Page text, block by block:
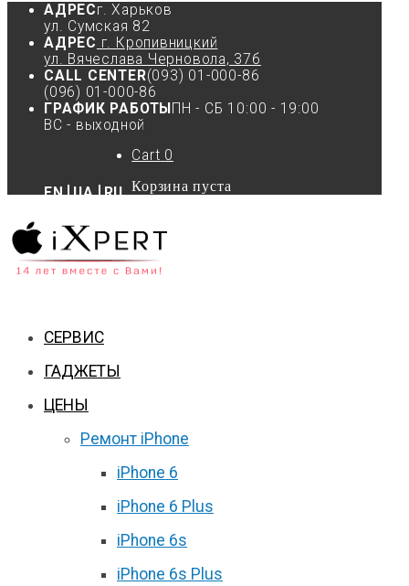
АДРЕСг. Харьков
ул. Сумская 82
АДРЕС г. Кропивницкий
ул. Вячеслава Черновола, 37б
CALL CENTER(093) 01-000-86
(096) 01-000-86
ГРАФИК РАБОТЫ ПН - СБ 10:00 - 19:00
ВС - выходной
EN UA RU
Cart 0
Корзина пуста
СЕРВИС
ГАДЖЕТЫ
ЦЕНЫ
Ремонт iPhone
iPhone 6
iPhone 6 Plus
iPhone 6s
iPhone 6s Plus